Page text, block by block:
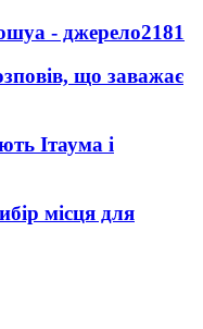
- джерело2181
що заважає
Ітаума і
місця для